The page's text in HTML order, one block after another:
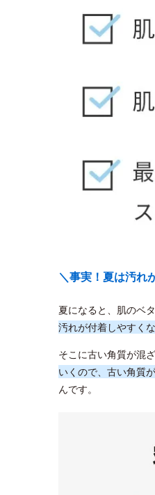
＼事実！夏は汚れ
夏になると、肌のベ
汚れが付着しやすく
そこに古い角質が混
いくので、古い角質
んです。